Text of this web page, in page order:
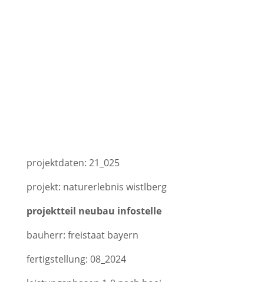
projektdaten: 21_025
projekt: naturerlebnis wistlberg
projektteil neubau infostelle
bauherr: freistaat bayern
fertigstellung: 08_2024